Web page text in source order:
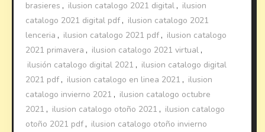
brasieres , ilusion catalogo 2021 digital , ilusion
catalogo 2021 digital pdf , ilusion catalogo 2021
lenceria , ilusion catalogo 2021 pdf , ilusion catalogo
2021 primavera , ilusion catalogo 2021 virtual ,
ilusión catalogo digital 2021 , ilusion catalogo digital
2021 pdf , ilusion catalogo en linea 2021 , ilusion
catalogo invierno 2021 , ilusion catalogo octubre
2021 , ilusion catalogo otoño 2021 , ilusion catalogo
otoño 2021 pdf , ilusion catalogo otoño invierno